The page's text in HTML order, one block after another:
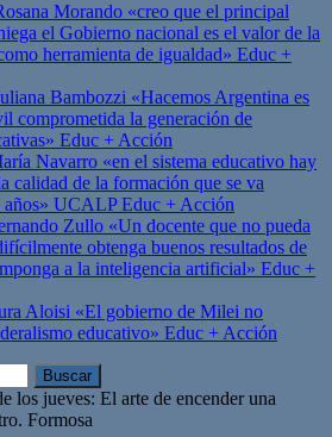
Morando «creo que el principal
el Gobierno nacional es el valor de la
herramienta de igualdad» Educ +
Bambozzi «Hacemos Argentina es
comprometida la generación de
Educ + Acción
Navarro «en el sistema educativo hay
calidad de la formación que se va
años» UCALPEduc + Acción
Zullo «Un docente que no pueda
obtenga buenos resultados de
a la inteligencia artificial» Educ +
Aloisi «El gobierno de Milei no
educativo» Educ + Acción
los jueves: El arte de encender una
Formosa